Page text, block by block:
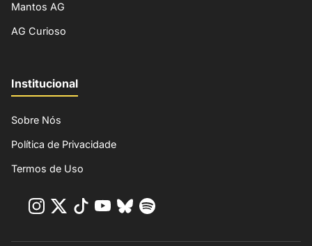
Mantos AG
AG Curioso
Institucional
Sobre Nós
Política de Privacidade
Termos de Uso